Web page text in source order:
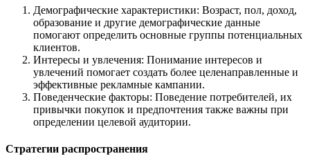
Демографические характеристики: Возраст, пол, доход,
образование и другие демографические данные
помогают определить основные группы потенциальных
клиентов.
Интересы и увлечения: Понимание интересов и
увлечений помогает создать более целенаправленные и
эффективные рекламные кампании.
Поведенческие факторы: Поведение потребителей, их
привычки покупок и предпочтения также важны при
определении целевой аудитории.
Стратегии распространения